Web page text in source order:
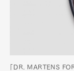
「DR. MARTENS